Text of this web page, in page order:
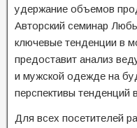
удержание объемов
Авторский семинар
ключевые тенденции в
предоставит анализ
и мужской одежде на
перспективы тенденций
Для всех посетителей